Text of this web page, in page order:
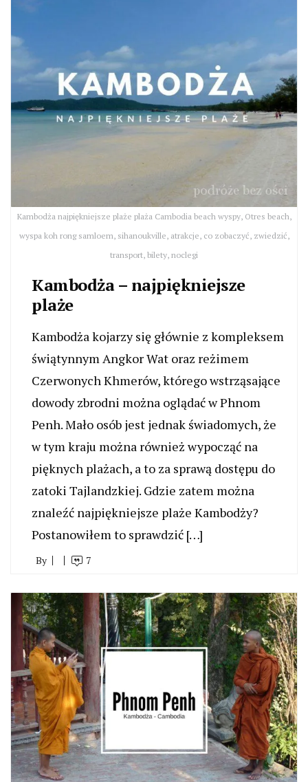
Kambodża najpiękniejsze plaże plaża Cambodia beach wyspy, Otres beach,
wyspa koh rong samloem, sihanoukville, atrakcje, co zobaczyć, zwiedzić,
transport, bilety, noclegi
Kambodża – najpiękniejsze
plaże
Kambodża kojarzy się głównie z kompleksem
świątynnym Angkor Wat oraz reżimem
Czerwonych Khmerów, którego wstrząsające
dowody zbrodni można oglądać w Phnom
Penh. Mało osób jest jednak świadomych, że
w tym kraju można również wypocząć na
pięknych plażach, a to za sprawą dostępu do
zatoki Tajlandzkiej. Gdzie zatem można
znaleźć najpiękniejsze plaże Kambodży?
Postanowiłem to sprawdzić […]
By 7